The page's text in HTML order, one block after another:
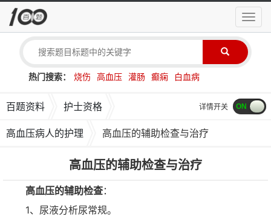
导
航
热门搜索： 烧伤 高血压 灌肠 癫痫 白血病
百题资料 护士资格 详情开关
高血压病人的护理 高血压的辅助检查与治疗
高血压的辅助检查与治疗
高血压的辅助检查：
1、尿液分析尿常规。